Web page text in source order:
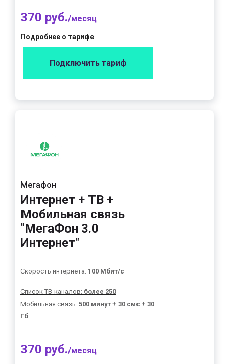
370 руб./месяц
Подробнее о тарифе
Подключить тариф
Мегафон
Интернет + ТВ +
Мобильная связь
"МегаФон 3.0
Интернет"
Скорость интернета: 100 Мбит/с
Список ТВ-каналов: более 250
Мобильная связь: 500 минут + 30 смс + 30
Гб
370 руб./месяц